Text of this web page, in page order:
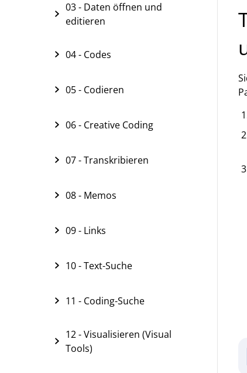
03 - Daten öffnen und
editieren
04 - Codes
05 - Codieren
06 - Creative Coding
07 - Transkribieren
08 - Memos
09 - Links
10 - Text-Suche
11 - Coding-Suche
12 - Visualisieren (Visual
Tools)